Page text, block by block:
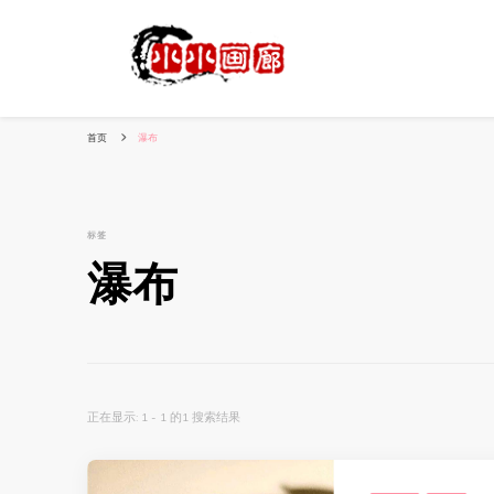
首页 瀑布
标签
瀑布
正在显示: 1 - 1 的1 搜索结果